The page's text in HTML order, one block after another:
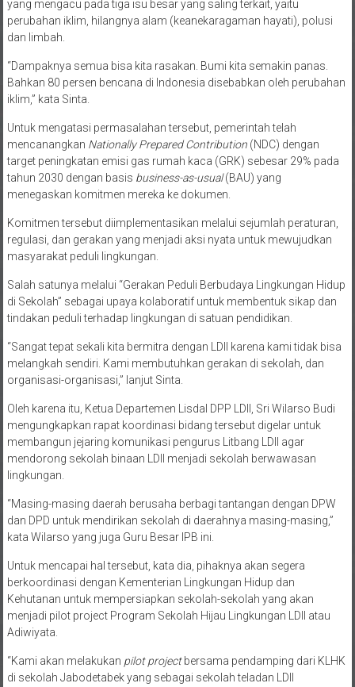
yang mengacu pada tiga isu besar yang saling terkait, yaitu
perubahan iklim, hilangnya alam (keanekaragaman hayati), polusi
dan limbah.
“Dampaknya semua bisa kita rasakan. Bumi kita semakin panas.
Bahkan 80 persen bencana di Indonesia disebabkan oleh perubahan
iklim,” kata Sinta.
Untuk mengatasi permasalahan tersebut, pemerintah telah
mencanangkan Nationally Prepared Contribution(NDC) dengan
target peningkatan emisi gas rumah kaca (GRK) sebesar 29% pada
tahun 2030 dengan basis business-as-usual(BAU) yang
menegaskan komitmen mereka ke dokumen.
Komitmen tersebut diimplementasikan melalui sejumlah peraturan,
regulasi, dan gerakan yang menjadi aksi nyata untuk mewujudkan
masyarakat peduli lingkungan.
Salah satunya melalui “Gerakan Peduli Berbudaya Lingkungan Hidup
di Sekolah” sebagai upaya kolaboratif untuk membentuk sikap dan
tindakan peduli terhadap lingkungan di satuan pendidikan.
“Sangat tepat sekali kita bermitra dengan LDII karena kami tidak bisa
melangkah sendiri. Kami membutuhkan gerakan di sekolah, dan
organisasi-organisasi,” lanjut Sinta.
Oleh karena itu, Ketua Departemen Lisdal DPP LDII, Sri Wilarso Budi
mengungkapkan rapat koordinasi bidang tersebut digelar untuk
membangun jejaring komunikasi pengurus Litbang LDII agar
mendorong sekolah binaan LDII menjadi sekolah berwawasan
lingkungan.
“Masing-masing daerah berusaha berbagi tantangan dengan DPW
dan DPD untuk mendirikan sekolah di daerahnya masing-masing,”
kata Wilarso yang juga Guru Besar IPB ini.
Untuk mencapai hal tersebut, kata dia, pihaknya akan segera
berkoordinasi dengan Kementerian Lingkungan Hidup dan
Kehutanan untuk mempersiapkan sekolah-sekolah yang akan
menjadi pilot project Program Sekolah Hijau Lingkungan LDII atau
Adiwiyata.
“Kami akan melakukan pilot projectbersama pendamping dari KLHK
di sekolah Jabodetabek yang sebagai sekolah teladan LDII